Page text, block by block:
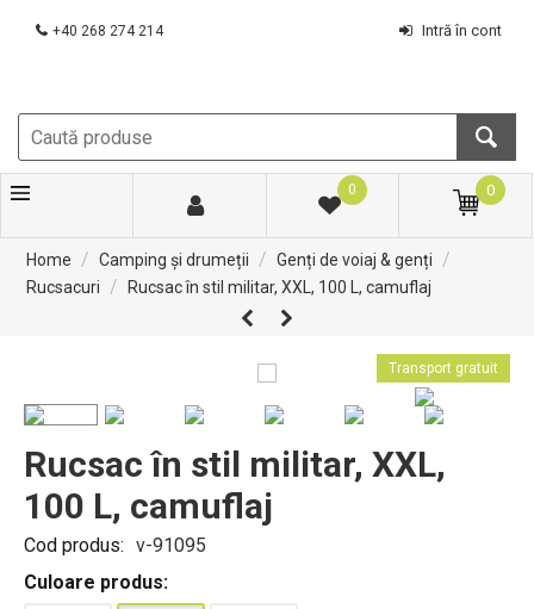
+40 268 274 214 Intră în cont
0 0
Home / Camping și drumeții / Genți de voiaj & genți /
Rucsacuri / Rucsac în stil militar, XXL, 100 L, camuflaj
Transport gratuit
Rucsac în stil militar, XXL,
100 L, camuflaj
Cod produs: v-91095
Culoare produs: